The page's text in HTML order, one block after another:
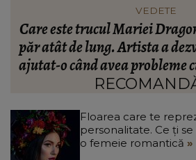
FASHION
Ce să porți în Italia în vara
îmbraci în funcție de orașul
Floarea care te
personalitate. Ce ți
o femeie romantică